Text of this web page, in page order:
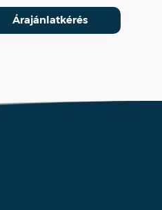
Árajánlatkérés